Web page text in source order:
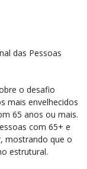
das Pessoas
o desafio
mais envelhecidos
65 anos ou mais.
com 65+ e
mostrando que o
estrutural.